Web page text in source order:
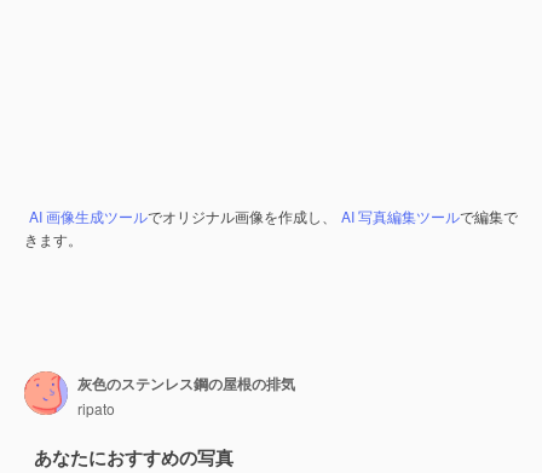
AI 画像生成ツールでオリジナル画像を作成し、 AI 写真編集ツールで編集で
きます。
灰色のステンレス鋼の屋根の排気
ripato
あなたにおすすめの写真